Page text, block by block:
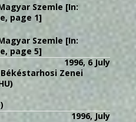
Szemle [In:
page 1]
Szemle [In:
page 5]
1996, 6 July
Zenei
1996, July